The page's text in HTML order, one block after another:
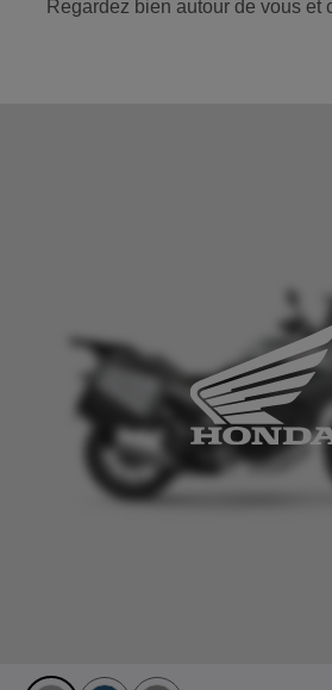
Regardez bien autour de vous et